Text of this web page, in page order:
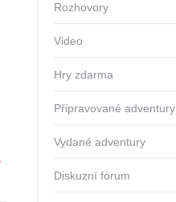
Rozhovory
Video
Hry zdarma
Připravované adventury
Vydané adventury
Diskuzní fórum